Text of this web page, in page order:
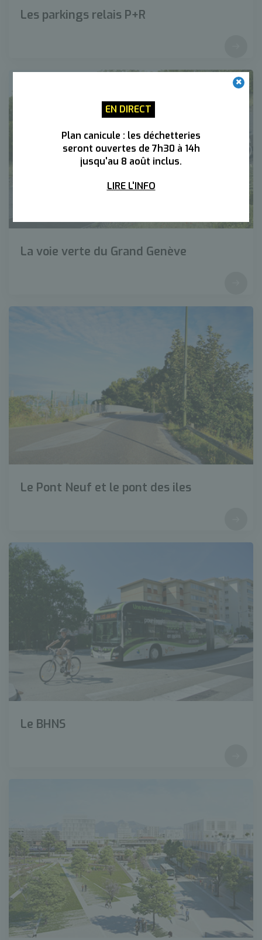
EN DIRECT
Plan canicule : les déchetteries
seront ouvertes de 7h30 à 14h
jusqu'au 8 août inclus.
LIRE L'INFO
Les parkings relais P+R
La voie verte du Grand Genève
Le Pont Neuf et le pont des iles
Le BHNS